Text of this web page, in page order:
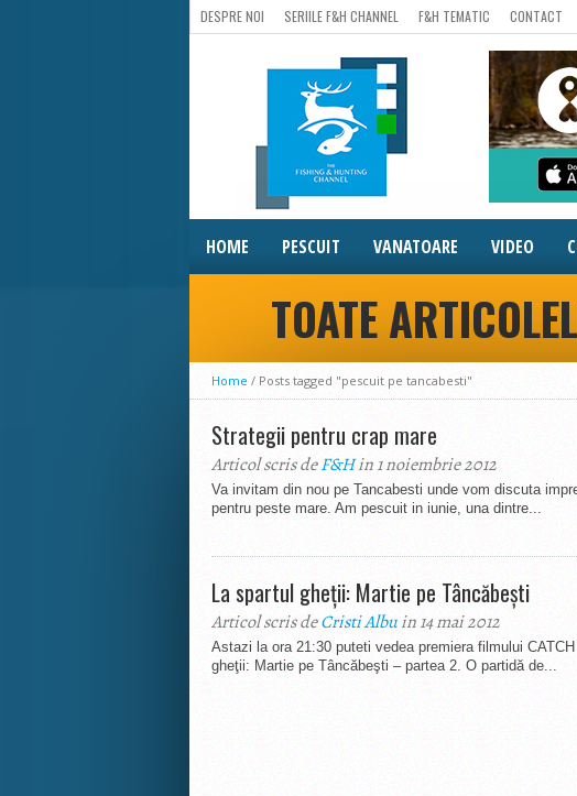
DESPRE NOI SERIILE F&H CHANNEL F&H TEMATIC CONTACT
HOME PESCUIT VANATOARE VIDEO
TOATE
Home / Posts tagged "pescuit pe tancabesti"
Strategii pentru crap mare
Articol scris deF&Hin 1 noiembrie 2012
Va invitam din nou pe Tancabesti unde vom discuta
pentru peste mare. Am pescuit in iunie, una dintre...
La spartul gheţii: Martie pe Tâncăbeşti
Articol scris deCristi Albuin 14 mai 2012
Astazi la ora 21:30 puteti vedea premiera filmului
gheţii: Martie pe Tâncăbeşti – partea 2. O partidă de...